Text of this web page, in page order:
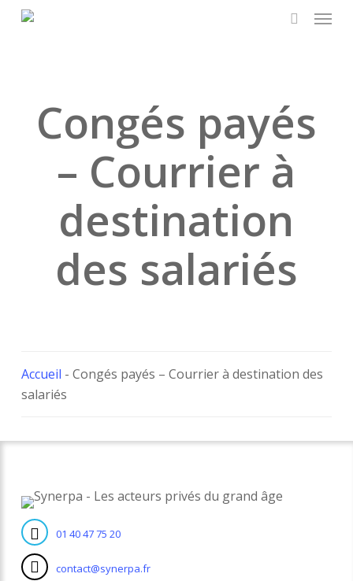
Skip
Menu
Congés payés
– Courrier à
destination
des salariés
Accueil - Congés payés – Courrier à destination des
salariés
01 40 47 75 20
contact@synerpa.fr